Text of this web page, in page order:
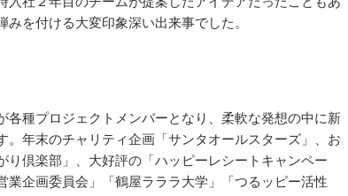
を付ける大変印象深い出来事でした。
種プロジェクトメンバーとなり、柔軟な発想の中に新
。年末のチャリティ企画「サンタオールスターズ」、お
り倶楽部」、大好評の「ハッピーレシートキャンペー
業企画委員会」「鶴屋ラララ大学」「つるッピー活性